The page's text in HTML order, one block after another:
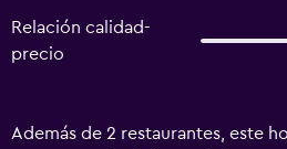
Relación calidad-
precio
Además de 2 restaurantes, este